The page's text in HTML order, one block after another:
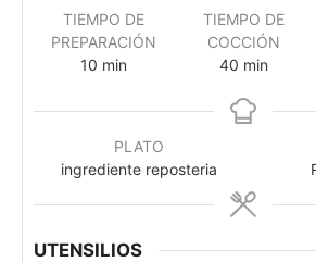
TIEMPO DE
PREPARACIÓN
10 min
TIEMPO DE
COCCIÓN
40 min
PLATO
ingrediente reposteria
UTENSILIOS